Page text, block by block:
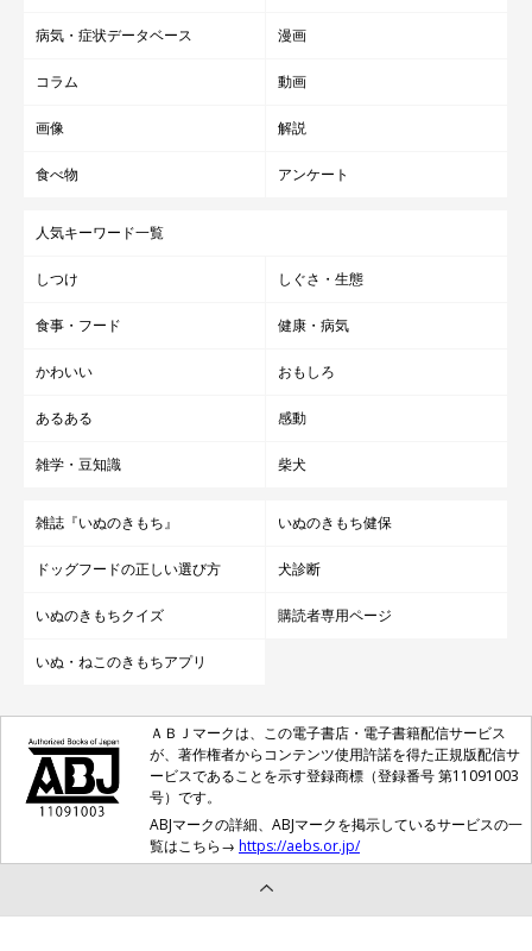
病気・症状データベース 漫画
コラム 動画
画像 解説
食べ物 アンケート
人気キーワード一覧
しつけ しぐさ・生態
食事・フード 健康・病気
かわいい おもしろ
あるある 感動
雑学・豆知識 柴犬
雑誌『いぬのきもち』 いぬのきもち健保
ドッグフードの正しい選び方 犬診断
いぬのきもちクイズ 購読者専用ページ
いぬ・ねこのきもちアプリ
ＡＢＪマークは、この電子書店・電子書籍配信サービス
が、著作権者からコンテンツ使用許諾を得た正規版配信サ
ービスであることを示す登録商標（登録番号 第11091003
号）です。
ABJマークの詳細、ABJマークを掲示しているサービスの一
覧はこちら→ https://aebs.or.jp/